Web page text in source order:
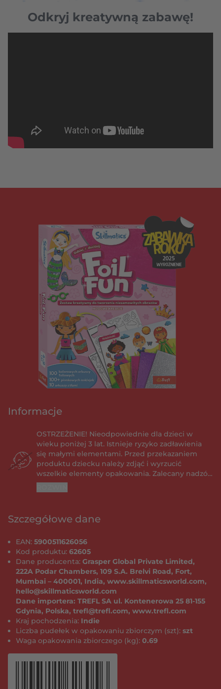
Odkryj kreatywną zabawę!
Informacje
OSTRZEŻENIE! Nieodpowiednie dla dzieci w
wieku poniżej 3 lat. Istnieje ryzyko zadławienia
się małymi elementami. Przed przekazaniem
produktu dziecku należy zdjąć i wyrzucić
wszelkie elementy opakowania. Zalecany nadzór
osoby dorosłej. Do pewnych materiałów naklejki
mogą się przykleić na stałe. Radzimy, aby przed
wykonać test na jego niewidocznej części –
pozwoli to sprawdzić, czy naklejkę będzie można
mogą przykleić się na stałe do dowolnego
rodzaju materiału. Zawartość może różnić się od
tej przedstawionej na zdjęciach. Opakowanie
należy zachować, ponieważ zawiera ważne
informacje.
Szczegółowe dane
EAN: 5900511626056
Kod produktu: 62605
Dane producenta: Grasper Global Private Limited,
222A Podar Chambers, 109 S.A. Brelvi Road, Fort,
Mumbai – 400001, India, www.skillmaticsworld.com,
hello@skillmaticsworld.com
Dane importera: TREFL SA ul. Kontenerowa 25 81-155
Gdynia, Polska, trefl@trefl.com, www.trefl.com
Kraj pochodzenia: Indie
Liczba pudełek w opakowaniu zbiorczym (szt): szt
Waga opakowania zbiorczego (kg): 0.69